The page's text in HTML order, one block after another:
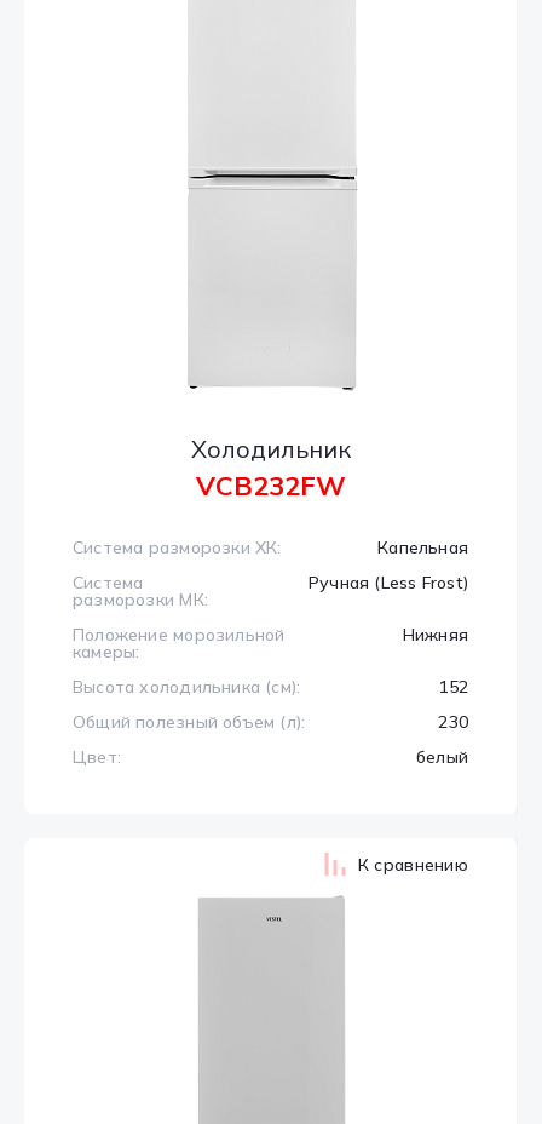
Холодильник
VCB232FW
Система разморозки ХК:
Капельная
Система
разморозки МК:
Ручная (Less Frost)
Положение морозильной
камеры:
Нижняя
Высота холодильника (см):
152
Общий полезный объем (л):
230
Цвет:
белый
К сравнению